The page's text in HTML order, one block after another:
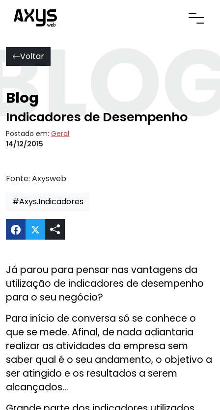
Abrir
Voltar
Blog
Indicadores de Desempenho
Postado em: Geral
14/12/2015
Fonte: Axysweb
#Axys.Indicadores
Compartilhar Indicadores de Desempenho no
Já parou para pensar nas vantagens da
utilização de indicadores de desempenho
para o seu negócio?
Para início de conversa só se conhece o
que se mede. Afinal, de nada adiantaria
realizar as atividades da empresa sem
saber qual é o seu andamento, o objetivo a
ser atingido e os resultados a serem
alcançados...